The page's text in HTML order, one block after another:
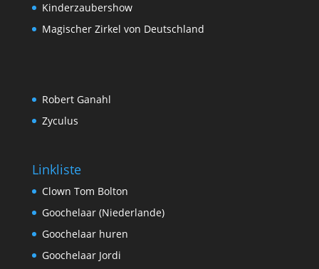
Kinderzaubershow
Magischer Zirkel von Deutschland
Robert Ganahl
Zyculus
Linkliste
Clown Tom Bolton
Goochelaar (Niederlande)
Goochelaar huren
Goochelaar Jordi